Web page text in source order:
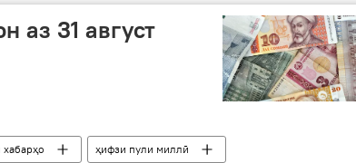
аз 31 август
ҳифзи пули миллӣ